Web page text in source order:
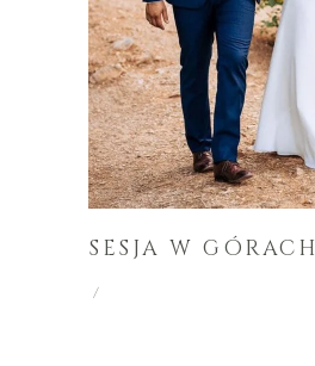
SESJA W GÓRACH